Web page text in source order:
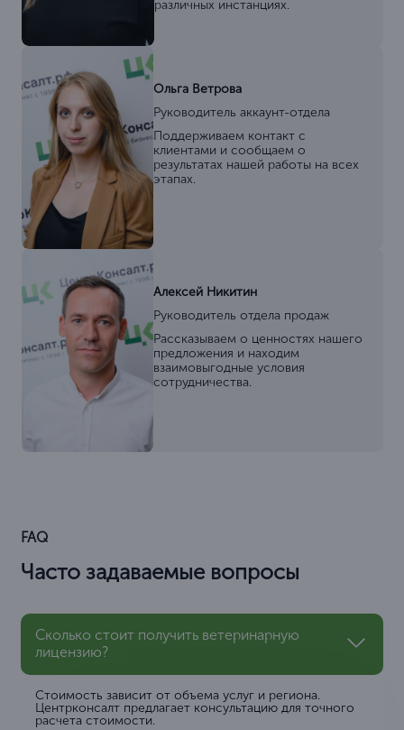
различных инстанциях.
Ольга Ветрова
Руководитель аккаунт-отдела
Поддерживаем контакт с
клиентами и сообщаем о
результатах нашей работы на всех
этапах.
Алексей Никитин
Руководитель отдела продаж
Рассказываем о ценностях нашего
предложения и находим
взаимовыгодные условия
сотрудничества.
FAQ
Часто задаваемые вопросы
Сколько стоит получить ветеринарную
лицензию?
Стоимость зависит от объема услуг и региона.
Центрконсалт предлагает консультацию для точного
расчета стоимости.